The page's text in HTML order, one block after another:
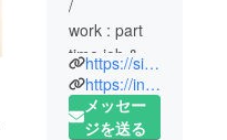
/
work : part
time job &
fashion
design
https://simanud.theshop.jp/
https://instagram.com/simanud
メッセー
ジを送る